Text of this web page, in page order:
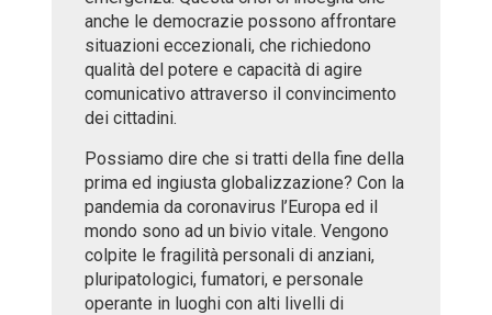
anche le democrazie possono affrontare
situazioni eccezionali, che richiedono
qualità del potere e capacità di agire
comunicativo attraverso il convincimento
dei cittadini.
Possiamo dire che si tratti della fine della
prima ed ingiusta globalizzazione? Con la
pandemia da coronavirus l’Europa ed il
mondo sono ad un bivio vitale. Vengono
colpite le fragilità personali di anziani,
pluripatologici, fumatori, e personale
operante in luoghi con alti livelli di